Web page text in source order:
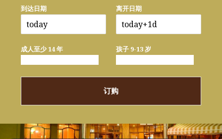
到达日期 离开日期
成人至少 14 年 孩子 9-13 岁
订购